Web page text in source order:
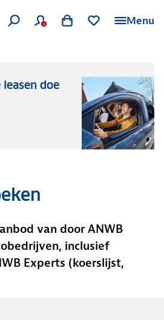
Menu
doe
van door ANWB
inclusief
Experts (koerslijst,